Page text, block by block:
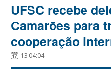
UFSC recebe
Camarões para
cooperação
13:04:04